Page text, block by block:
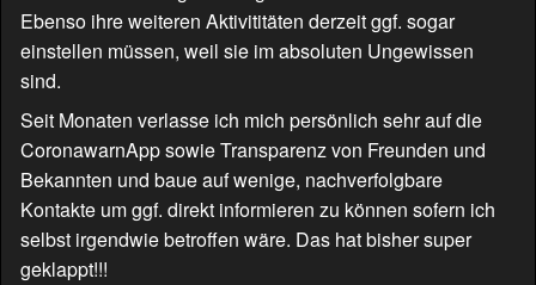
Ebenso ihre weiteren Aktivititäten derzeit ggf. sogar
einstellen müssen, weil sie im absoluten Ungewissen
sind.
Seit Monaten verlasse ich mich persönlich sehr auf die
CoronawarnApp sowie Transparenz von Freunden und
Bekannten und baue auf wenige, nachverfolgbare
Kontakte um ggf. direkt informieren zu können sofern ich
selbst irgendwie betroffen wäre. Das hat bisher super
geklappt!!!